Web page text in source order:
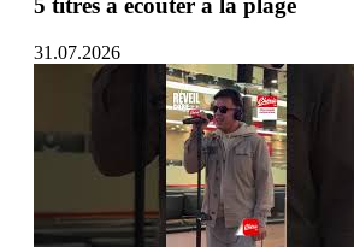
5 titres à écouter à la plage
31.07.2026